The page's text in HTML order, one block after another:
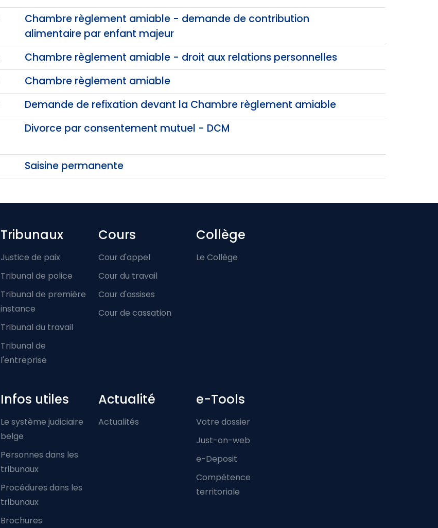
Chambre règlement amiable - demande de contribution
alimentaire par enfant majeur
Chambre règlement amiable - droit aux relations personnelles
Chambre règlement amiable
Demande de refixation devant la Chambre règlement amiable
Divorce par consentement mutuel - DCM
Saisine permanente
Footer-menu
Tribunaux
Justice de paix
Tribunal de police
Tribunal de première
instance
Tribunal du travail
Tribunal de
l'entreprise
Cours
Cour d'appel
Cour du travail
Cour d'assises
Cour de cassation
Collège
Le Collège
Infos utiles
Le système judiciaire
belge
Personnes dans les
tribunaux
Procédures dans les
tribunaux
Brochures
Actualité
Actualités
e-Tools
Votre dossier
Just-on-web
e-Deposit
Compétence
territoriale